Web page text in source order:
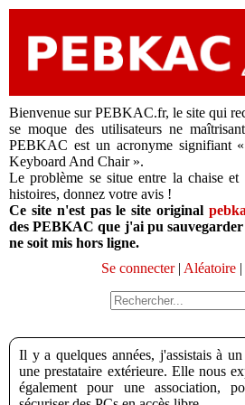
Bienvenue sur PEBKAC.fr, le site qui
se moque des utilisateurs ne
PEBKAC est un acronyme signifiant
Keyboard And Chair ».
Le problème se situe entre la chaise
histoires, donnez votre avis !
Ce site n'est pas le site original
des PEBKAC que j'ai pu
ne soit mis hors ligne.
Se connecter| Aléatoire |
Il y a quelques années, j'assistais à
une prestataire extérieure. Elle nous
également pour une association,